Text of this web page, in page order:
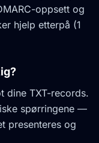
oppsett og
hjelp etterpå (1
dine TXT-records.
spørringene —
presenteres og